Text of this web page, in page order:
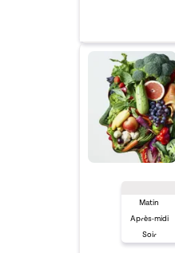
Matin
Après-midi
Soir